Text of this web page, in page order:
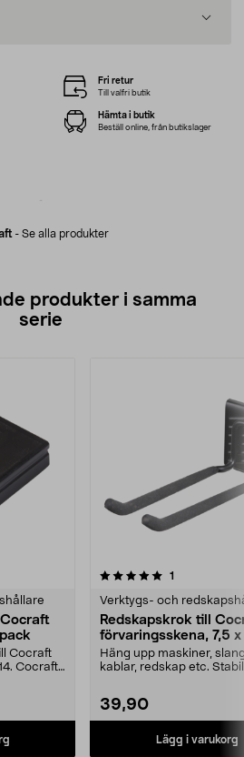
- Se alla produkter
Fri retur
Till valfri butik
Hämta i butik
Beställ online, från butikslager
produkter i samma
serie
Cocraft
Cocraft
1
Verktygs- och
Redskapskrok till
förvaringsskena, 7,5
Häng upp maskiner,
kablar, redskap etc. Stabil
39,90
Lägg i varukorg
4.0av 5 stjärnor